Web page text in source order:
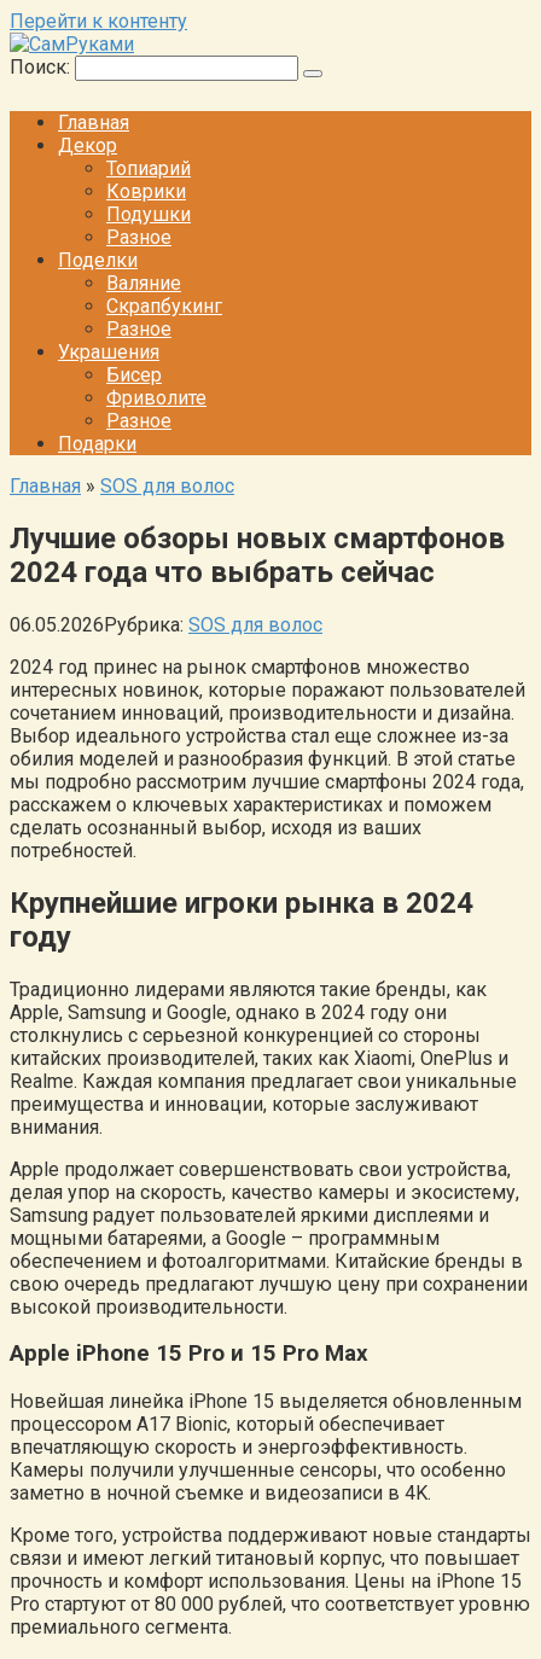
Перейти к контенту
Поиск:
Главная
Декор
Топиарий
Коврики
Подушки
Разное
Поделки
Валяние
Скрапбукинг
Разное
Украшения
Бисер
Фриволите
Разное
Подарки
Главная » SOS для волос
Лучшие обзоры новых смартфонов
2024 года что выбрать сейчас
06.05.2026Рубрика: SOS для волос
2024 год принес на рынок смартфонов множество
интересных новинок, которые поражают пользователей
сочетанием инноваций, производительности и дизайна.
Выбор идеального устройства стал еще сложнее из-за
обилия моделей и разнообразия функций. В этой статье
мы подробно рассмотрим лучшие смартфоны 2024 года,
расскажем о ключевых характеристиках и поможем
сделать осознанный выбор, исходя из ваших
потребностей.
Крупнейшие игроки рынка в 2024
году
Традиционно лидерами являются такие бренды, как
Apple, Samsung и Google, однако в 2024 году они
столкнулись с серьезной конкуренцией со стороны
китайских производителей, таких как Xiaomi, OnePlus и
Realme. Каждая компания предлагает свои уникальные
преимущества и инновации, которые заслуживают
внимания.
Apple продолжает совершенствовать свои устройства,
делая упор на скорость, качество камеры и экосистему,
Samsung радует пользователей яркими дисплеями и
мощными батареями, а Google – программным
обеспечением и фотоалгоритмами. Китайские бренды в
свою очередь предлагают лучшую цену при сохранении
высокой производительности.
Apple iPhone 15 Pro и 15 Pro Max
Новейшая линейка iPhone 15 выделяется обновленным
процессором A17 Bionic, который обеспечивает
впечатляющую скорость и энергоэффективность.
Камеры получили улучшенные сенсоры, что особенно
заметно в ночной съемке и видеозаписи в 4K.
Кроме того, устройства поддерживают новые стандарты
связи и имеют легкий титановый корпус, что повышает
прочность и комфорт использования. Цены на iPhone 15
Pro стартуют от 80 000 рублей, что соответствует уровню
премиального сегмента.